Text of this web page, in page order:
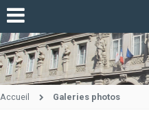
Accueil Galeries photos